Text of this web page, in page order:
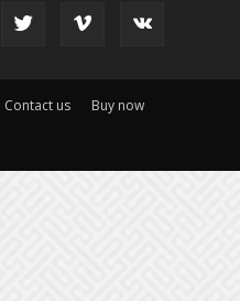
Contact us Buy now